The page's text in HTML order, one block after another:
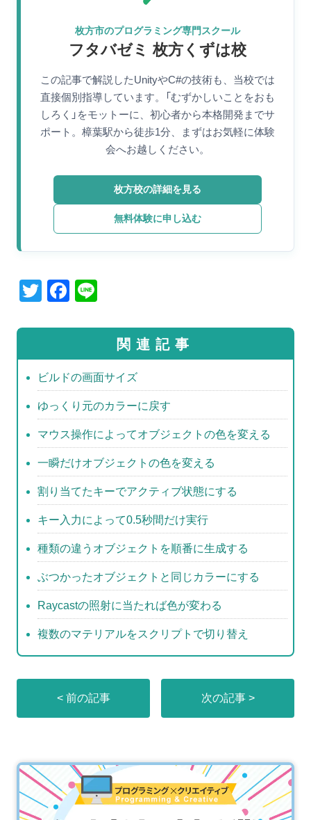
枚方市のプログラミング専門スクール
フタバゼミ 枚方くずは校
この記事で解説したUnityやC#の技術も、当校では
直接個別指導しています。「むずかしいことをおも
しろく」をモットーに、初心者から本格開発までサ
ポート。樟葉駅から徒歩1分、まずはお気軽に体験
会へお越しください。
枚方校の詳細を見る
無料体験に申し込む
T
tt
er
F
c
e
b
o
o
k
e 関連記事
ビルドの画面サイズ
ゆっくり元のカラーに戻す
マウス操作によってオブジェクトの色を変える
一瞬だけオブジェクトの色を変える
割り当てたキーでアクティブ状態にする
キー入力によって0.5秒間だけ実行
種類の違うオブジェクトを順番に生成する
ぶつかったオブジェクトと同じカラーにする
Raycastの照射に当たれば色が変わる
複数のマテリアルをスクリプトで切り替え
< 前の記事 次の記事 >